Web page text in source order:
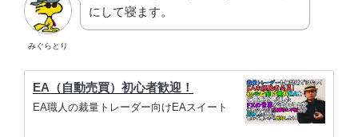
みぐらとり
にして寝ます。
EA（自動売買）初心者歓迎！
EA職人の裁量トレーダー向けEAスイート